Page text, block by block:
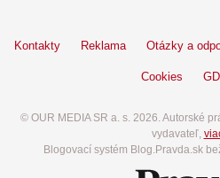
Kontakty Reklama Otázky a
Cookies
© OUR MEDIA SR a. s. 2026. Autorské
vydavateľ,
Blogovací systém Blog.Pravda.sk